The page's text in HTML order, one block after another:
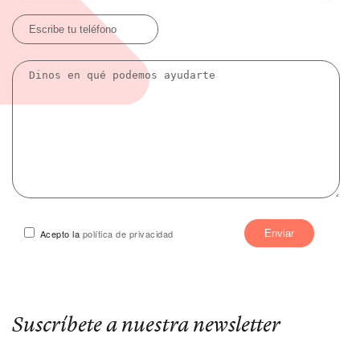
Acepto la política de privacidad
Suscríbete a nuestra newsletter